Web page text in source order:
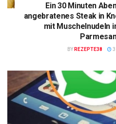
Ein 30 Minuten
angebratenes Steak in
mit Muschelnudeln
BY REZEPTE38 3